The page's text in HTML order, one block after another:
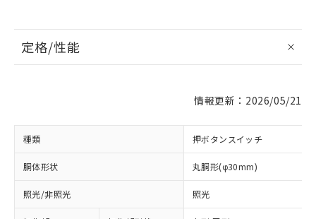
定格/性能
情報更新：2026/05/21
種類 押ボタンスイッチ
胴体形状 丸胴形(φ30mm)
照光/非照光 照光